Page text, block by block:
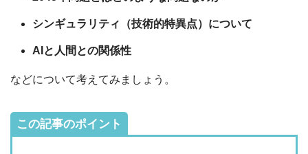
シンギュラリティ（技術的特異点）について
AIと人間との関係性
などについて考えてみましょう。
この記事のポイント